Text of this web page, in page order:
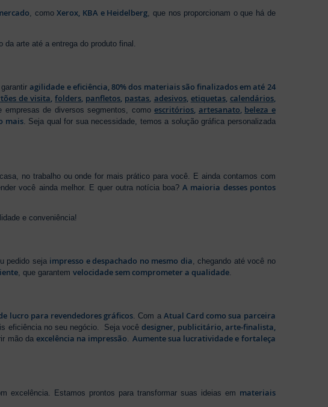
, comoXerox, KBA e Heidelberg, que nos proporcionam o que há de
arte até a entrega do produto final.
garantiragilidade e eficiência, 80% dos materiais são finalizados em até 24
de visita,folders, panfletos, pastas, adesivos, etiquetas, calendários,
empresas de diversos segmentos, comoescritórios, artesanato, beleza e
mais. Seja qual for sua necessidade, temos a solução gráfica personalizada
no trabalho ou onde for mais prático para você. E ainda contamos com
você ainda melhor. E quer outra notícia boa?A maioria desses pontos
e conveniência!
pedido seja impresso e despachado no mesmo dia, chegando até você no
, que garantemvelocidade sem comprometer a qualidade.
lucro para revendedores gráficos . Com a Atual Card como sua parceira
eficiência no seu negócio. Seja vocêdesigner, publicitário, arte-finalista,
mão daexcelência na impressão Aumente sua lucratividade e fortaleça
excelência. Estamos prontos para transformar suas ideias em materiais